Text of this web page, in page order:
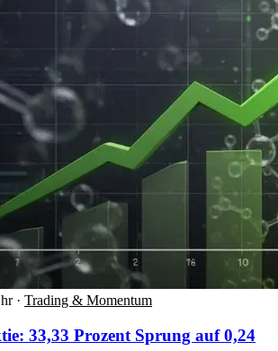
· Trading & Momentum
33,33 Prozent Sprung auf 0,24